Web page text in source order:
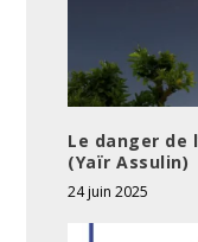
Le danger de
(Yaïr Assulin)
24 juin 2025